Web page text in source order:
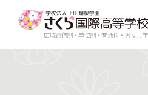
広域通信制・単位制・普通科・男女共学